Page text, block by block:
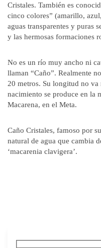
Cristales. También es
cinco colores” (amarillo,
aguas transparentes y puras
y las hermosas formaciones
No es un río muy ancho ni
llaman “Caño”. Realmente
20 metros. Su longitud no
nacimiento se produce en la
Macarena, en el Meta.
Caño Cristales, famoso por
natural de agua que cambia
‘macarenia clavigera’.